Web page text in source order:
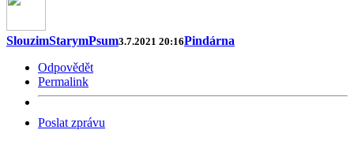
SlouzimStarymPsum3.7.2021 20:16Pindárna
Odpovědět
Permalink
Poslat zprávu